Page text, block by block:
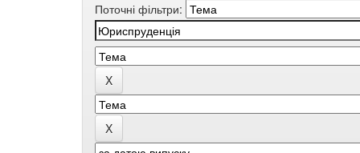
Поточні фільтри: